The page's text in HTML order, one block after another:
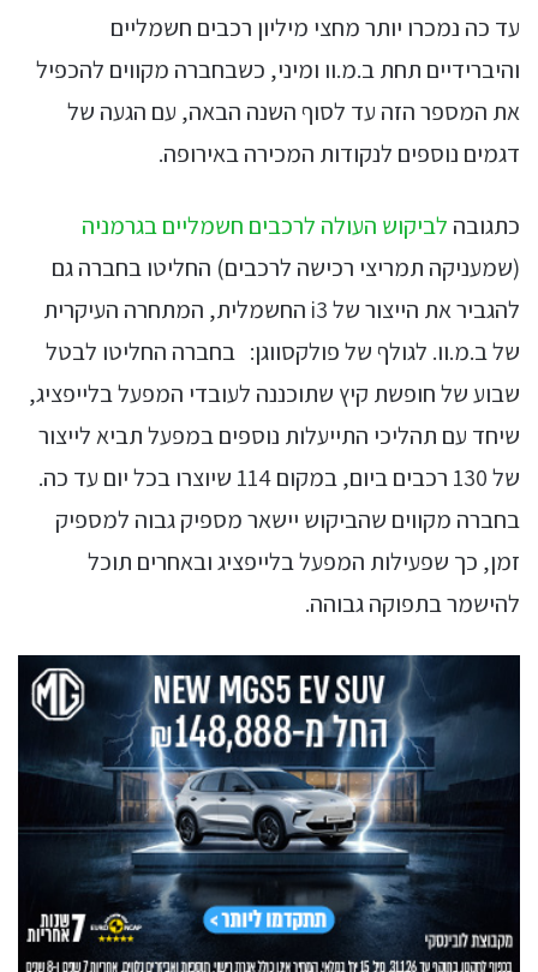
עד כה נמכרו יותר מחצי מיליון רכבים חשמליים
והיברידיים תחת ב.מ.וו ומיני, כשבחברה מקווים להכפיל
את המספר הזה עד לסוף השנה הבאה, עם הגעה של
דגמים נוספים לנקודות המכירה באירופה.
כתגובה לביקוש העולה לרכבים חשמליים בגרמניה
(שמעניקה תמריצי רכישה לרכבים) החליטו בחברה גם
להגביר את הייצור של i3 החשמלית, המתחרה העיקרית
של ב.מ.וו. לגולף של פולקסווגן: בחברה החליטו לבטל
שבוע של חופשת קיץ שתוכננה לעובדי המפעל בלייפציג,
שיחד עם תהליכי התייעלות נוספים במפעל תביא לייצור
של 130 רכבים ביום, במקום 114 שיוצרו בכל יום עד כה.
בחברה מקווים שהביקוש יישאר מספיק גבוה למספיק
זמן, כך שפעילות המפעל בלייפציג ובאחרים תוכל
להישמר בתפוקה גבוהה.